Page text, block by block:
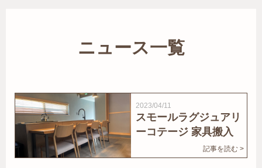
ニュース一覧
2023/04/11
スモールラグジュアリ
ーコテージ 家具搬入
記事を読む >